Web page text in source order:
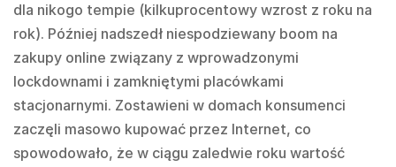
dla nikogo tempie (kilkuprocentowy wzrost z roku na
rok). Później nadszedł niespodziewany boom na
zakupy online związany z wprowadzonymi
lockdownami i zamkniętymi placówkami
stacjonarnymi. Zostawieni w domach konsumenci
zaczęli masowo kupować przez Internet, co
spowodowało, że w ciągu zaledwie roku wartość